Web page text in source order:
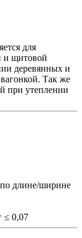
для
и щитовой
деревянных и
Так же
при утеплении
длине/ширине
≤ 0,07